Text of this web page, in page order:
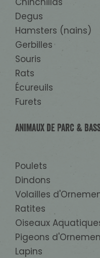
Degus
Hamsters (nains)
Gerbilles
Souris
Rats
Écureuils
Furets
Animaux de Parc &
Poulets
Dindons
Volailles
Ratites
Oiseaux
Pigeons
Lapins